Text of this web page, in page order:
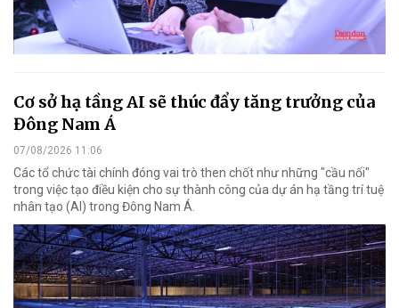
Cơ sở hạ tầng AI sẽ thúc đẩy tăng trưởng của
Đông Nam Á
07/08/2026 11:06
Các tổ chức tài chính đóng vai trò then chốt như những "cầu nối"
trong việc tạo điều kiện cho sự thành công của dự án hạ tầng trí tuệ
nhân tạo (AI) trong Đông Nam Á.